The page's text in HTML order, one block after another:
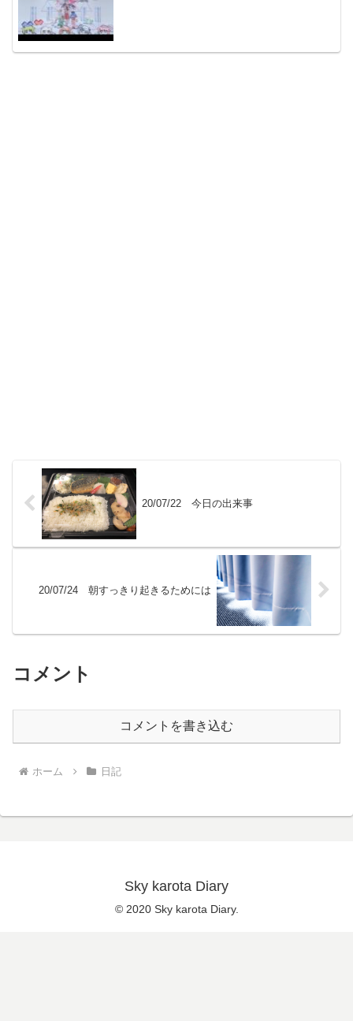
20/07/22 今日の出来事
20/07/24 朝すっきり起きるためには
コメント
コメントを書き込む
ホーム 日記
Sky karota Diary
© 2020 Sky karota Diary.